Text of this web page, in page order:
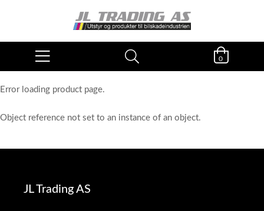
0
Error loading product page.
Object reference not set to an instance of an object.
JL Trading AS